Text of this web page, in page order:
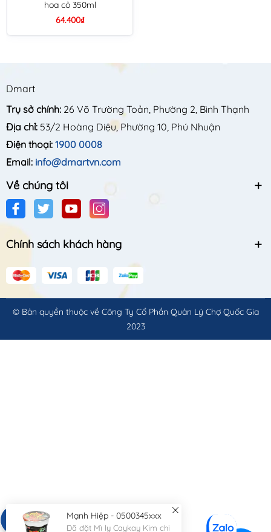
hoa cỏ 350ml
64.400₫
Dmart
Trụ sở chính: 26 Võ Trường Toản, Phường 2, Bình Thạnh
Địa chỉ: 53/2 Hoàng Diệu, Phường 10, Phú Nhuận
Điện thoại: 1900 0008
Email: info@dmartvn.com
Về chúng tôi
Chính sách khách hàng
© Bản quyền thuộc về Công Ty Cổ Phần Quản Lý Chợ Quốc Gia
2023
Mạnh Hiệp - 0500345xxx
Đã đặt Mì ly Caykay Kim chi